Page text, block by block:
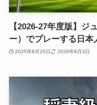
【2026-27年度版】ジ
ー）でプレーする日本
2025年8月26日 2026年8月3日